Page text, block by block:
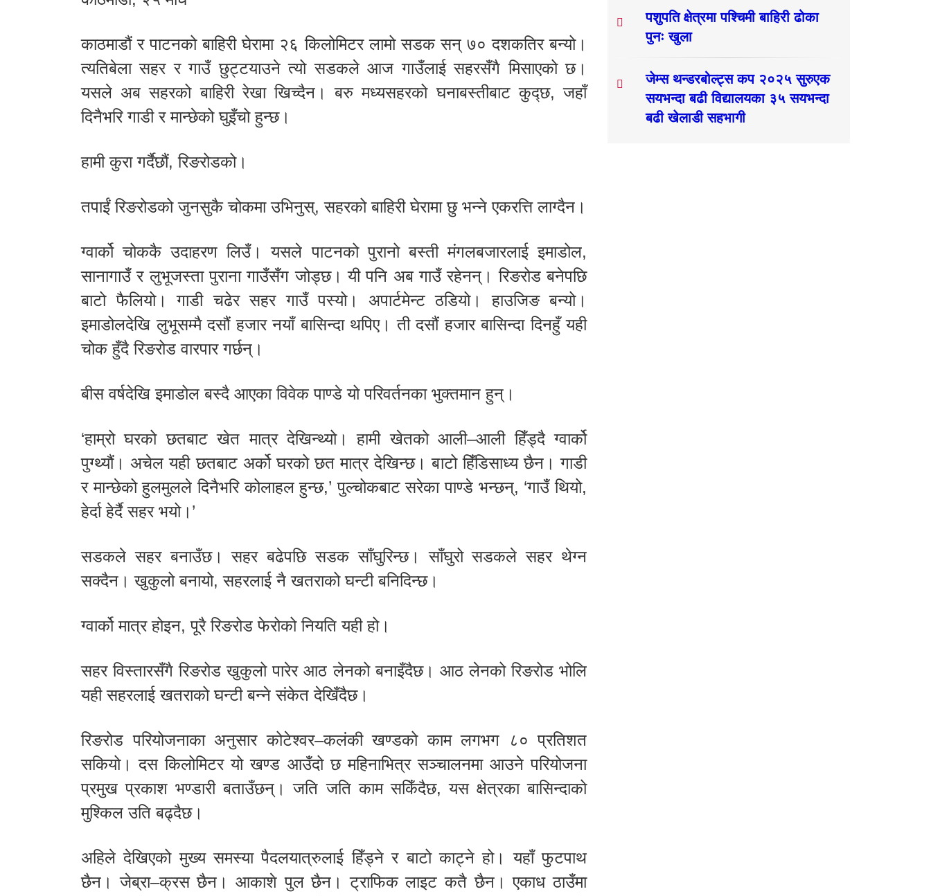
काठमाडौं र पाटनको बाहिरी घेरामा २६ किलोमिटर लामो सडक सन् ७० दशकतिर बन्यो।
त्यतिबेला सहर र गाउँ छुट्टयाउने त्यो सडकले आज गाउँलाई सहरसँगै मिसाएको छ।
यसले अब सहरको बाहिरी रेखा खिच्दैन। बरु मध्यसहरको घनाबस्तीबाट कुद्छ, जहाँ
दिनैभरि गाडी र मान्छेको घुइँचो हुन्छ।
हामी कुरा गर्दैछौं, रिङरोडको।
तपाईं रिङरोडको जुनसुकै चोकमा उभिनुस्, सहरको बाहिरी घेरामा छु भन्ने एकरत्ति लाग्दैन।
ग्वार्को चोककै उदाहरण लिउँ। यसले पाटनको पुरानो बस्ती मंगलबजारलाई इमाडोल,
सानागाउँ र लुभूजस्ता पुराना गाउँसँग जोड्छ। यी पनि अब गाउँ रहेनन्। रिङरोड बनेपछि
बाटो फैलियो। गाडी चढेर सहर गाउँ पस्यो। अपार्टमेन्ट ठडियो। हाउजिङ बन्यो।
इमाडोलदेखि लुभूसम्मै दसौं हजार नयाँ बासिन्दा थपिए। ती दसौं हजार बासिन्दा दिनहुँ यही
चोक हुँदै रिङरोड वारपार गर्छन्।
बीस वर्षदेखि इमाडोल बस्दै आएका विवेक पाण्डे यो परिवर्तनका भुक्तमान हुन्।
‘हाम्रो घरको छतबाट खेत मात्र देखिन्थ्यो। हामी खेतको आली–आली हिँड्दै ग्वार्को
पुग्थ्यौं। अचेल यही छतबाट अर्को घरको छत मात्र देखिन्छ। बाटो हिँडिसाध्य छैन। गाडी
र मान्छेको हुलमुलले दिनैभरि कोलाहल हुन्छ,’ पुल्चोकबाट सरेका पाण्डे भन्छन्, ‘गाउँ थियो,
हेर्दा हेर्दै सहर भयो।’
सडकले सहर बनाउँछ। सहर बढेपछि सडक साँघुरिन्छ। साँघुरो सडकले सहर थेग्न
सक्दैन। खुकुलो बनायो, सहरलाई नै खतराको घन्टी बनिदिन्छ।
ग्वार्को मात्र होइन, पूरै रिङरोड फेरोको नियति यही हो।
सहर विस्तारसँगै रिङरोड खुकुलो पारेर आठ लेनको बनाइँदैछ। आठ लेनको रिङरोड भोलि
यही सहरलाई खतराको घन्टी बन्ने संकेत देखिँदैछ।
रिङरोड परियोजनाका अनुसार कोटेश्वर–कलंकी खण्डको काम लगभग ८० प्रतिशत
सकियो। दस किलोमिटर यो खण्ड आउँदो छ महिनाभित्र सञ्चालनमा आउने परियोजना
प्रमुख प्रकाश भण्डारी बताउँछन्। जति जति काम सकिँदैछ, यस क्षेत्रका बासिन्दाको
मुश्किल उति बढ्दैछ।
अहिले देखिएको मुख्य समस्या पैदलयात्रुलाई हिँड्ने र बाटो काट्ने हो। यहाँ फुटपाथ
छैन। जेब्रा–क्रस छैन। आकाशे पुल छैन। ट्राफिक लाइट कतै छैन। एकाध ठाउँमा
पशुपति क्षेत्रमा पश्चिमी बाहिरी ढोका
पुनः खुला
जेम्स थन्डरबोल्ट्स कप २०२५ सुरुएक
सयभन्दा बढी विद्यालयका ३५ सयभन्दा
बढी खेलाडी सहभागी